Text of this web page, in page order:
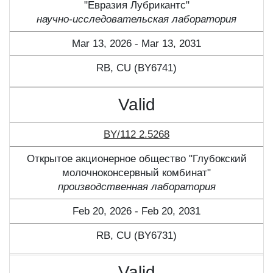
"Евразия Лубрикантс"
научно-исследовательская лаборатория
Mar 13, 2026 - Mar 13, 2031
RB, CU (BY6741)
Valid
BY/112 2.5268
Открытое акционерное общество "Глубокский
молочноконсервный комбинат"
производственная лаборатория
Feb 20, 2026 - Feb 20, 2031
RB, CU (BY6731)